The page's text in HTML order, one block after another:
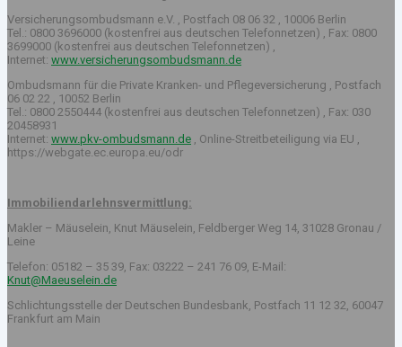
Versicherungsombudsmann e.V. , Postfach 08 06 32 , 10006 Berlin
Tel.: 0800 3696000 (kostenfrei aus deutschen Telefonnetzen) , Fax: 0800
3699000 (kostenfrei aus deutschen Telefonnetzen) ,
Internet: www.versicherungsombudsmann.de
Ombudsmann für die Private Kranken- und Pflegeversicherung , Postfach
06 02 22 , 10052 Berlin
Tel.: 0800 2550444 (kostenfrei aus deutschen Telefonnetzen) , Fax: 030
20458931
Internet: www.pkv-ombudsmann.de , Online-Streitbeteiligung via EU ,
https://webgate.ec.europa.eu/odr
Immobiliendarlehnsvermittlung:
Makler – Mäuselein, Knut Mäuselein, Feldberger Weg 14, 31028 Gronau /
Leine
Telefon: 05182 – 35 39, Fax: 03222 – 241 76 09, E-Mail:
Knut@Maeuselein.de
Schlichtungsstelle der Deutschen Bundesbank, Postfach 11 12 32, 60047
Frankfurt am Main